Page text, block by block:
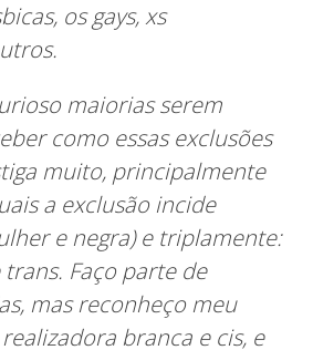
os gays, xs
maiorias serem
como essas exclusões
muito, principalmente
a exclusão incide
e negra) e triplamente:
Faço parte de
mas reconheço meu
branca e cis, e